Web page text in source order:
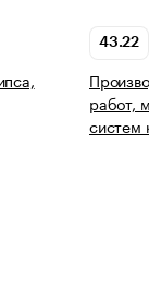
43.22
работ,
систем